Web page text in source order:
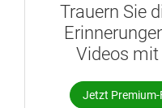
Trauern Sie
Videos mit
Jetzt